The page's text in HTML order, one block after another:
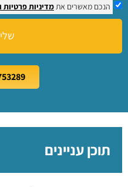
הנכם מאשרים אתמדיניות פרטיות
תוכן עניינים